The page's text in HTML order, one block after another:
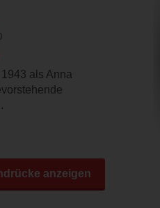
als Anna
anzeigen